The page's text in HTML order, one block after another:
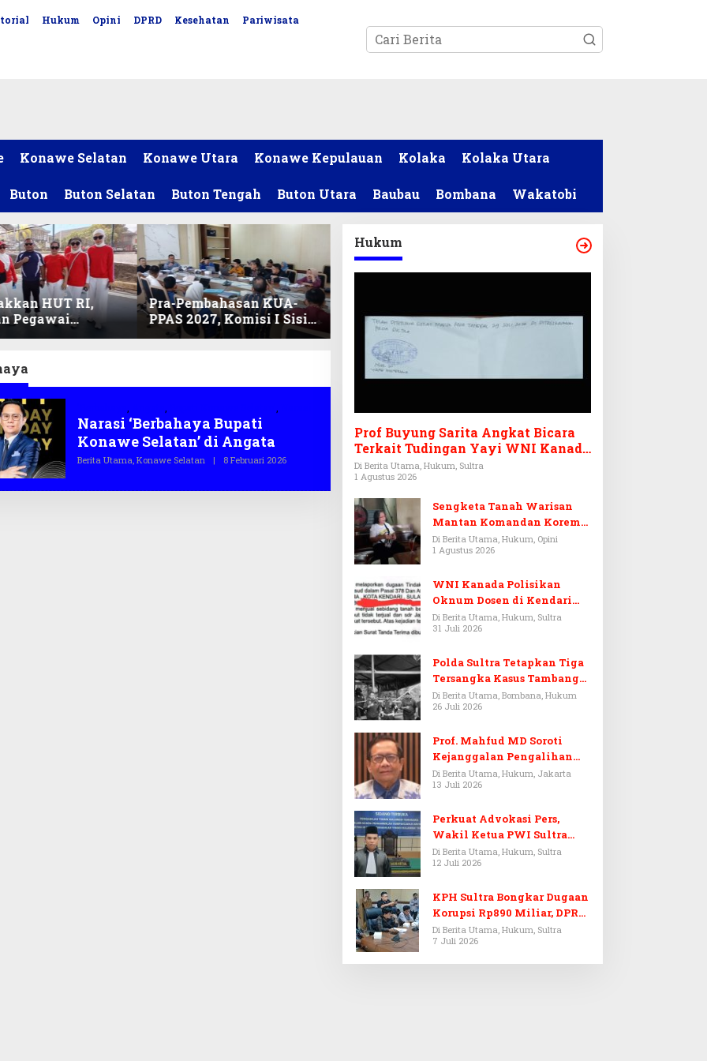
Hukum Opini DPRD Kesehatan Pariwisata
Konawe Selatan Konawe Utara Konawe Kepulauan Kolaka Kolaka Utara
Buton Buton Selatan Buton Tengah Buton Utara Baubau Bombana Wakatobi
HUT RI,
Pegawai
DPRD Sultra
Pra-Pembahasan KUA-
PPAS 2027, Komisi I Sisir
Program Prioritas
, , ,
Narasi ‘Berbahaya Bupati
Konawe Selatan’ di Angata
Berita Utama, Konawe Selatan | 8 Februari 2026O
H
Hukum
Prof Buyung Sarita Angkat Bicara
Terkait Tudingan Yayi WNI Kanada
Ditagih Utang Rp3,6 Miliar
Di Berita Utama, Hukum, Sultra
1 Agustus 2026
Sengketa Tanah Warisan
Mantan Komandan Korem
143/HO, Ketika Warisan
Menjadi Arena Pemerasan
Di Berita Utama, Hukum, Opini
1 Agustus 2026
WNI Kanada Polisikan
Oknum Dosen di Kendari
Terkait Aset Puluhan Miliar
Di Berita Utama, Hukum, Sultra
31 Juli 2026
Polda Sultra Tetapkan Tiga
Tersangka Kasus Tambang
Emas Ilegal di Bombana
Di Berita Utama, Bombana, Hukum
26 Juli 2026
Prof. Mahfud MD Soroti
Kejanggalan Pengalihan
Penyelidikan Tersangka
Febrie Adriansyah
Di Berita Utama, Hukum, Jakarta
13 Juli 2026
Perkuat Advokasi Pers,
Wakil Ketua PWI Sultra
Resmi Dilantik Menjadi
Advokat PERADI
Di Berita Utama, Hukum, Sultra
12 Juli 2026
KPH Sultra Bongkar Dugaan
Korupsi Rp890 Miliar, DPRD
Sultra Gelar RDP
Di Berita Utama, Hukum, Sultra
7 Juli 2026